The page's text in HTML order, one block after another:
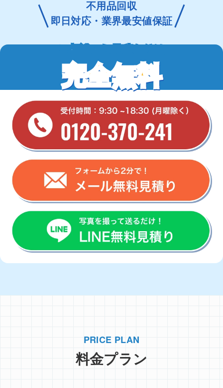
不用品回収
即日対応・業界最安値保証
ご相談・お見積もりは
完全無料
PRICE PLAN
料金プラン